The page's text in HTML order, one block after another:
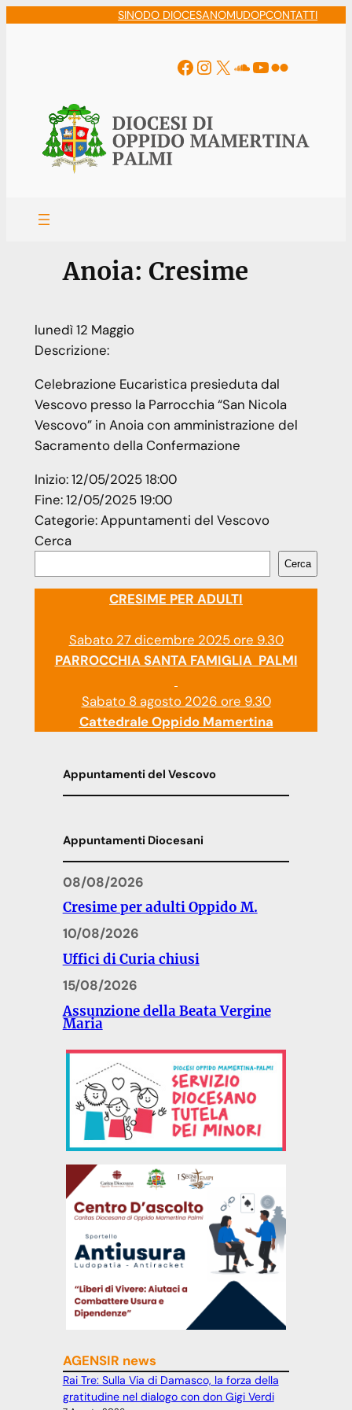
SINODO DIOCESANOMUDOPCONTATTI
Facebook
Instagram
X Soundcloud
YouTube
Flickr
Anoia: Cresime
lunedì12 Maggio
Descrizione:
Celebrazione Eucaristica presieduta dal
Vescovo presso la Parrocchia “San Nicola
Vescovo” in Anoia con amministrazione del
Sacramento della Confermazione
Inizio:12/05/2025 18:00
Fine:12/05/2025 19:00
Categorie:Appuntamenti del Vescovo
Cerca
Cerca
CRESIME PER ADULTI
Sabato 27 dicembre 2025 ore 9.30
PARROCCHIA SANTA FAMIGLIA PALMI
Sabato 8 agosto 2026 ore 9.30
Cattedrale Oppido Mamertina
Appuntamenti del Vescovo
Appuntamenti Diocesani
08/08/2026
Cresime per adulti Oppido M.
10/08/2026
Uffici di Curia chiusi
15/08/2026
Assunzione della Beata Vergine
Maria
AGENSIR news
Rai Tre: Sulla Via di Damasco, la forza della
gratitudine nel dialogo con don Gigi Verdi